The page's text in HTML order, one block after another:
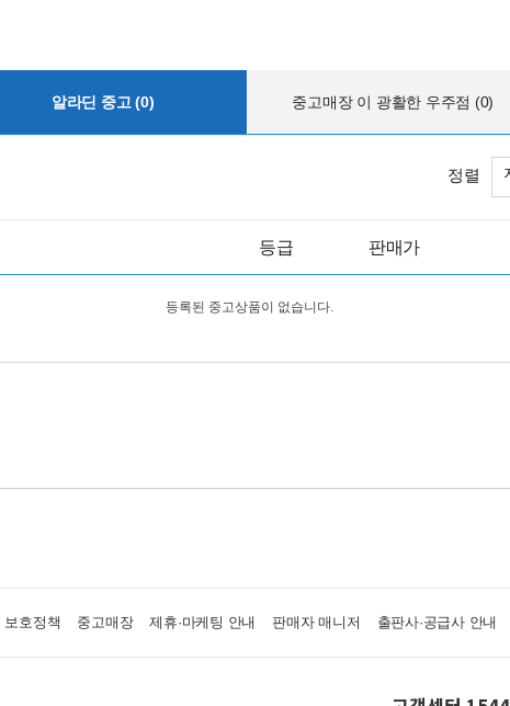
알라딘 중고 (0) 중고매장 이 광활한 우주점 (0)
정렬
등급 판매가
등록된 중고상품이 없습니다.
보호정책 중고매장 제휴·마케팅 안내 판매자 매니저 출판사·공급사 안내